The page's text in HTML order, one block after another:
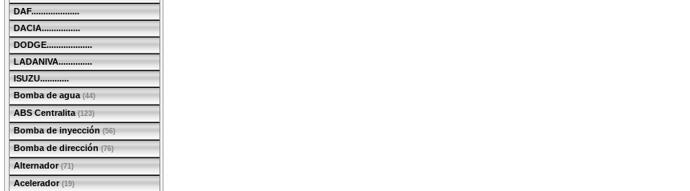
DAF....................
DACIA................
DODGE...................
LADANIVA..............
ISUZU............
Bomba de agua (44)
ABS Centralita (123)
Bomba de inyección (56)
Bomba de dirección (76)
Alternador (71)
Acelerador (19)